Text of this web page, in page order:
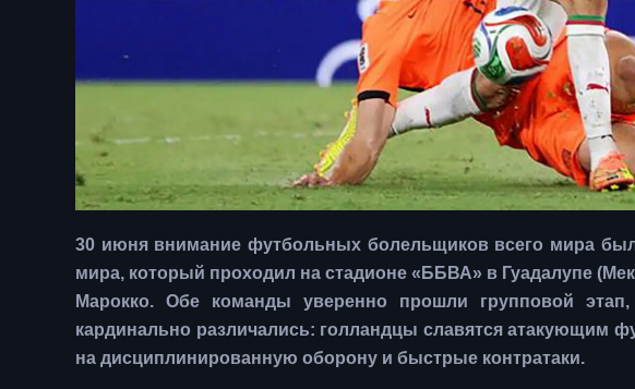
30 июня внимание футбольных болельщиков всего мира
мира, который проходил на стадионе «ББВА» в Гуадалупе
Марокко. Обе команды уверенно прошли групповой
кардинально различались: голландцы славятся атакующим
на дисциплинированную оборону и быстрые контратаки.